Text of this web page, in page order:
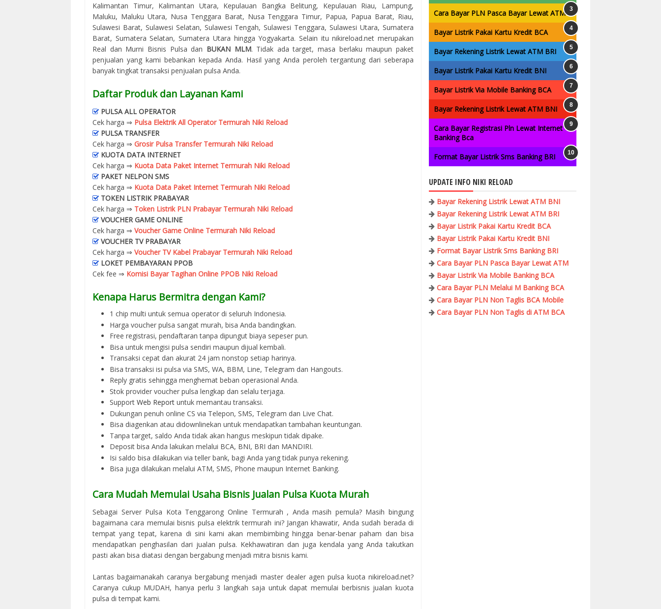
Kalimantan Timur, Kalimantan Utara, Kepulauan Bangka Belitung, Kepulauan Riau, Lampung,
Maluku, Maluku Utara, Nusa Tenggara Barat, Nusa Tenggara Timur, Papua, Papua Barat, Riau,
Sulawesi Barat, Sulawesi Selatan, Sulawesi Tengah, Sulawesi Tenggara, Sulawesi Utara, Sumatera
Barat, Sumatera Selatan, Sumatera Utara hingga Yogyakarta. Selain itu nikireload.net merupakan
Real dan Murni Bisnis Pulsa dan BUKAN MLM. Tidak ada target, masa berlaku maupun paket
penjualan yang kami bebankan kepada Anda. Hasil yang Anda peroleh tergantung dari seberapa
banyak tingkat transaksi penjualan pulsa Anda.
Daftar Produk dan Layanan Kami
PULSA ALL OPERATOR
Cek harga ⇒ Pulsa Elektrik All Operator Termurah Niki Reload
PULSA TRANSFER
Cek harga ⇒ Grosir Pulsa Transfer Termurah Niki Reload
KUOTA DATA INTERNET
Cek harga ⇒ Kuota Data Paket Internet Termurah Niki Reload
PAKET NELPON SMS
Cek harga ⇒ Kuota Data Paket Internet Termurah Niki Reload
TOKEN LISTRIK PRABAYAR
Cek harga ⇒ Token Listrik PLN Prabayar Termurah Niki Reload
VOUCHER GAME ONLINE
Cek harga ⇒ Voucher Game Online Termurah Niki Reload
VOUCHER TV PRABAYAR
Cek harga ⇒ Voucher TV Kabel Prabayar Termurah Niki Reload
LOKET PEMBAYARAN PPOB
Cek fee ⇒ Komisi Bayar Tagihan Online PPOB Niki Reload
Kenapa Harus Bermitra dengan Kami?
1 chip multi untuk semua operator di seluruh Indonesia.
Harga voucher pulsa sangat murah, bisa Anda bandingkan.
Free registrasi, pendaftaran tanpa dipungut biaya sepeser pun.
Bisa untuk mengisi pulsa sendiri maupun dijual kembali.
Transaksi cepat dan akurat 24 jam nonstop setiap harinya.
Bisa transaksi isi pulsa via SMS, WA, BBM, Line, Telegram dan Hangouts.
Reply gratis sehingga menghemat beban operasional Anda.
Stok provider voucher pulsa lengkap dan selalu terjaga.
Support Web Report untuk memantau transaksi.
Dukungan penuh online CS via Telepon, SMS, Telegram dan Live Chat.
Bisa diagenkan atau didownlinekan untuk mendapatkan tambahan keuntungan.
Tanpa target, saldo Anda tidak akan hangus meskipun tidak dipake.
Deposit bisa Anda lakukan melalui BCA, BNI, BRI dan MANDIRI.
Isi saldo bisa dilakukan via teller bank, bagi Anda yang tidak punya rekening.
Bisa juga dilakukan melalui ATM, SMS, Phone maupun Internet Banking.
Cara Mudah Memulai Usaha Bisnis Jualan Pulsa Kuota Murah
Sebagai Server Pulsa Kota Tenggarong Online Termurah , Anda masih pemula? Masih bingung
bagaimana cara memulai bisnis pulsa elektrik termurah ini? Jangan khawatir, Anda sudah berada di
tempat yang tepat, karena di sini kami akan membimbing hingga benar-benar paham dan bisa
mendapatkan penghasilan dari jualan pulsa. Kekhawatiran dan juga kendala yang Anda takutkan
pasti akan bisa diatasi dengan bergabung menjadi mitra bisnis kami.
Lantas bagaimanakah caranya bergabung menjadi master dealer agen pulsa kuota nikireload.net?
Caranya cukup MUDAH, hanya perlu 3 langkah saja untuk dapat memulai berbisnis jualan kuota
pulsa di tempat kami.
Cara Bayar PLN Pasca Bayar Lewat ATM
Bayar Listrik Pakai Kartu Kredit BCA
Bayar Rekening Listrik Lewat ATM BRI
Bayar Listrik Pakai Kartu Kredit BNI
Bayar Listrik Via Mobile Banking BCA
Bayar Rekening Listrik Lewat ATM BNI
Cara Bayar Registrasi Pln Lewat Internet
Banking Bca
Format Bayar Listrik Sms Banking BRI
UPDATE INFO NIKI RELOAD
Bayar Rekening Listrik Lewat ATM BNI
Bayar Rekening Listrik Lewat ATM BRI
Bayar Listrik Pakai Kartu Kredit BCA
Bayar Listrik Pakai Kartu Kredit BNI
Format Bayar Listrik Sms Banking BRI
Cara Bayar PLN Pasca Bayar Lewat ATM
Bayar Listrik Via Mobile Banking BCA
Cara Bayar PLN Melalui M Banking BCA
Cara Bayar PLN Non Taglis BCA Mobile
Cara Bayar PLN Non Taglis di ATM BCA